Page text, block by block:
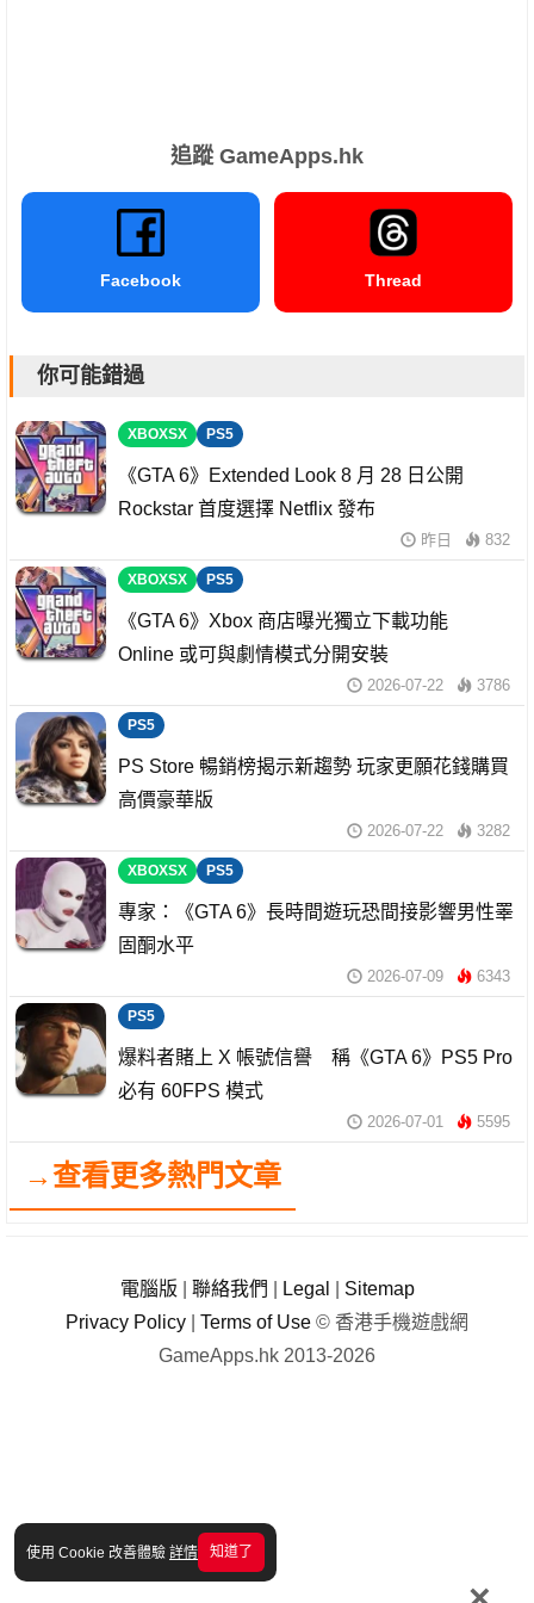
使用 Cookie 改善體驗 詳情 知道了
追蹤 GameApps.hk
Facebook Thread
你可能錯過
XBOXSX PS5
《GTA 6》Extended Look 8 月 28 日公開
Rockstar 首度選擇 Netflix 發布
昨日 832
XBOXSX PS5
《GTA 6》Xbox 商店曝光獨立下載功能
Online 或可與劇情模式分開安裝
2026-07-22 3786
PS5
PS Store 暢銷榜揭示新趨勢 玩家更願花錢購買
高價豪華版
2026-07-22 3282
XBOXSX PS5
專家：《GTA 6》長時間遊玩恐間接影響男性睪
固酮水平
2026-07-09 6343
PS5
爆料者賭上 X 帳號信譽 稱《GTA 6》PS5 Pro
必有 60FPS 模式
2026-07-01 5595
→查看更多熱門文章
電腦版 聯絡我們 Legal
Sitemap
Privacy Policy
Terms of Use © 香港手機遊戲網
GameApps.hk 2013-2026